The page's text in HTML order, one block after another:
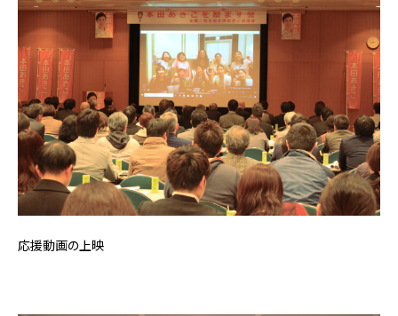
応援動画の上映